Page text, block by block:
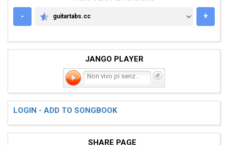
-
GUITARTABS.CC
guitartabs.cc +
JANGO PLAYER
Non vivo pi senza te
LOGIN - ADD TO SONGBOOK
SHARE PAGE